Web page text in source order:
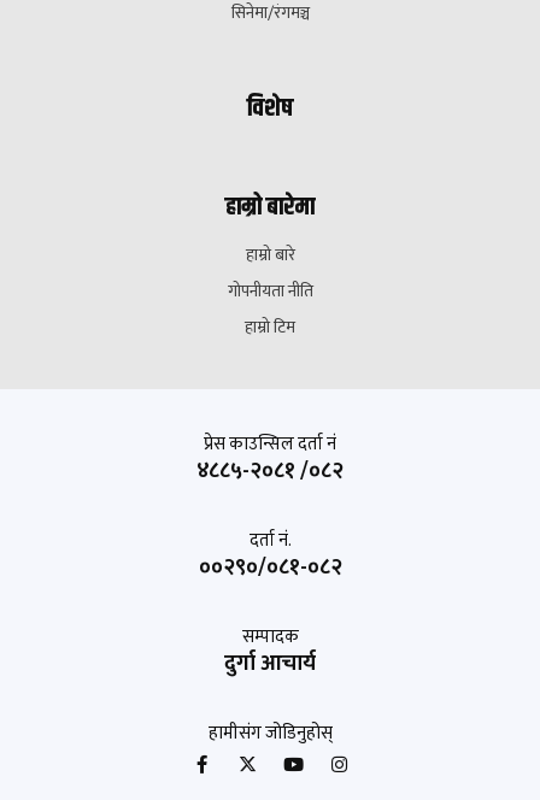
सिनेमा/रंगमञ्च
विशेष
हाम्रो बारेमा
हाम्रो बारे
गोपनीयता नीति
हाम्रो टिम
प्रेस काउन्सिल दर्ता नं
४८८५-२०८१ /०८२
दर्ता नं.
००२९०/०८१-०८२
सम्पादक
दुर्गा आचार्य
हामीसंग जोडिनुहोस्